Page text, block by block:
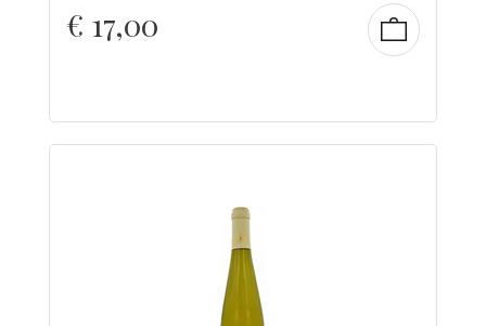
€ 17,00